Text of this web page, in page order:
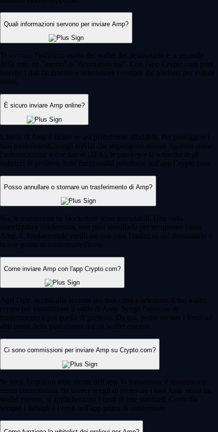
Quali informazioni servono per inviare Amp?
Ti servono l'indirizzo esatto del wallet del destinatario e, a seconda
della rete, un "memo" o "destination tag". Con l'app Crypto.com puoi
inserire i dati facilmente o selezionare i contatti dal telefono per evitare
errori.
È sicuro inviare Amp online?
L'invio di Amp è sicuro se usi piattaforme affidabili. Per proteggere i
tuoi trasferimenti, scegli servizi che impongono misure rigorose come
l'autenticazione a due fattori (2FA), le passkey e la whitelist degli
indirizzi di prelievo, tutte funzionalità prioritarie sull'app Crypto.com.
Posso annullare o stornare un trasferimento di Amp?
No, le transazioni su blockchain sono immutabili. Una volta
autorizzata e confermata, non puoi annullarla per recuperare i tuoi
Amp. È fondamentale verificare con cura l'indirizzo del destinatario e
la rete prima di confermare l'invio.
Come inviare Amp con l'app Crypto.com?
Apri l'app, accedi alla sezione dei tuoi conti e seleziona il tuo wallet
crypto per visualizzare il saldo di Amp. Scegli l'opzione di
trasferimento e poi quella di prelievo. Da qui, potrai inviare i fondi ad
altri utenti della piattaforma o a un wallet esterno.
Ci sono commissioni per inviare Amp su Crypto.com?
Se invii Amp a un altro utente dell'app, la transazione è istantanea e
senza commissioni. Se invece scegli di prelevare i tuoi Amp verso un
wallet esterno, si applicheranno i costi di rete standard. Controlla
sempre i dettagli e i costi nell'app prima di confermare.